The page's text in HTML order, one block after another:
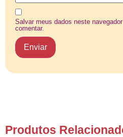
Salvar meus dados neste
comentar.
Produtos